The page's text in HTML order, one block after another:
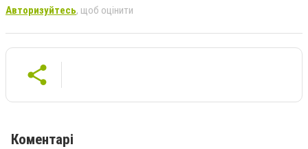
Авторизуйтесь, щоб оцінити
Коментарі